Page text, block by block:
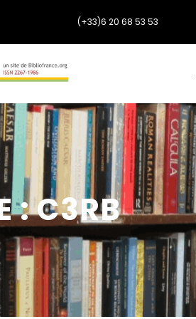
(+33)6 20 68 53 53
:C3RB